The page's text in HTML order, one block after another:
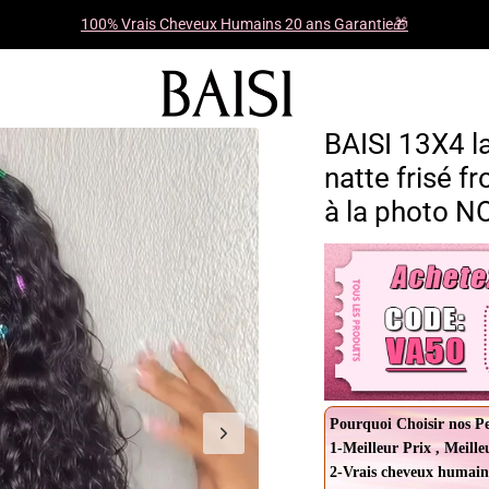
100% Vrais Cheveux Humains 20 ans Garantie🎁
BAISI 13X4
natte frisé
à la photo
Pourquoi Choisir nos
1-Meilleur Prix ,
2-Vrais cheveux